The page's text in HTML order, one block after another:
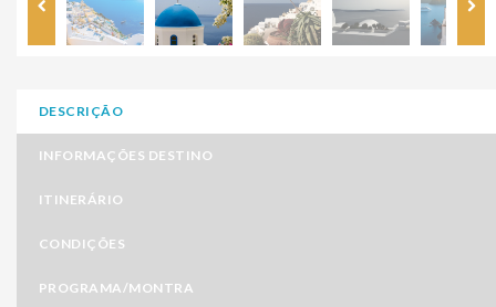
DESCRIÇÃO
INFORMAÇÕES DESTINO
ITINERÁRIO
CONDIÇÕES
PROGRAMA/MONTRA